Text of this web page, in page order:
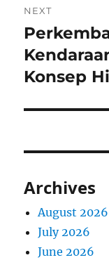
NEXT
Next
post:
Konsep
Archives
August 2026
July 2026
June 2026